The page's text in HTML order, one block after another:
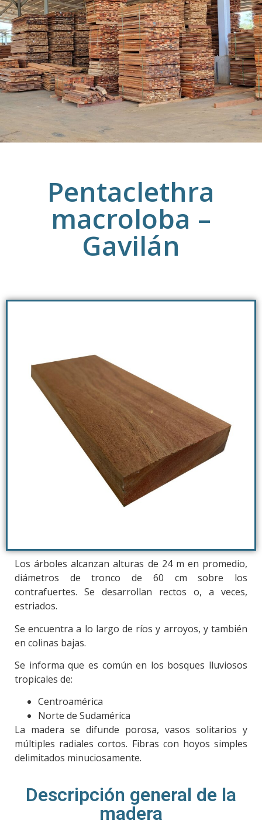
Pentaclethra
macroloba –
Gavilán
Los árboles alcanzan alturas de 24 m en promedio,
diámetros de tronco de 60 cm sobre los
contrafuertes. Se desarrollan rectos o, a veces,
estriados.
Se encuentra a lo largo de ríos y arroyos, y también
en colinas bajas.
Se informa que es común en los bosques lluviosos
tropicales de:
Centroamérica
Norte de Sudamérica
La madera se difunde porosa, vasos solitarios y
múltiples radiales cortos. Fibras con hoyos simples
delimitados minuciosamente.
Descripción general de la
madera